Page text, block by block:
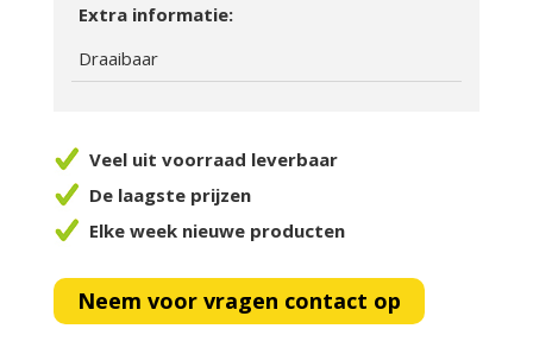
Extra informatie:
Draaibaar
Veel uit voorraad leverbaar
De laagste prijzen
Elke week nieuwe producten
Neem voor vragen contact op